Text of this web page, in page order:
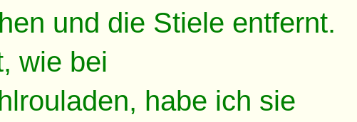
und die Stiele entfernt.
wie bei
habe ich sie